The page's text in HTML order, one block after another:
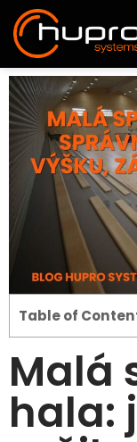
Table of
Malá
hala: